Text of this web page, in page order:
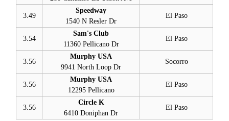
3.49
Speedway
1540 N Resler Dr
El Paso
3.54
Sam's Club
11360 Pellicano Dr
El Paso
3.56
Murphy USA
9941 North Loop Dr
Socorro
3.56
Murphy USA
12295 Pellicano
El Paso
3.56
Circle K
6410 Doniphan Dr
El Paso